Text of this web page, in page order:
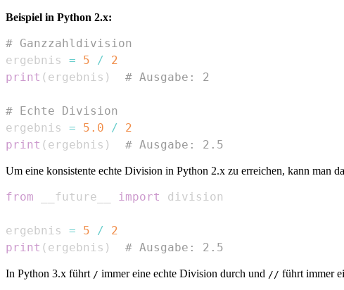
Beispiel in Python 2.x:
# Ganzzahldivision
ergebnis = 5 /
2
print ( ergebnis ) # Ausgabe: 2
# Echte Division
ergebnis = 5.0 /
2
print ( ergebnis ) # Ausgabe: 2.5
Um eine konsistente echte Division in Python 2.x zu erreichen, kann man
from __future__ import
ergebnis = 5 /
2
print ( ergebnis ) # Ausgabe: 2.5
In Python 3.x führt / immer eine echte Division durch und // führt immer